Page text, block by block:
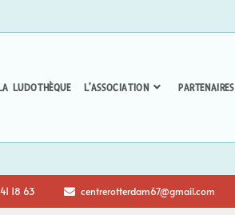
LUDOTHÈQUE L’ASSOCIATION PARTENAIRES
18 63 centrerotterdam67@gmail.com